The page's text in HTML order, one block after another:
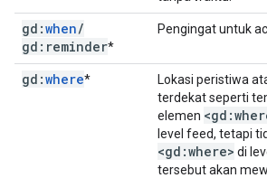
gd:when/
gd:reminder*
Pengingat untuk
gd:where*
Lokasi peristiwa
terdekat seperti
elemen
level feed, tetapi
<gd:where> di
tersebut akan